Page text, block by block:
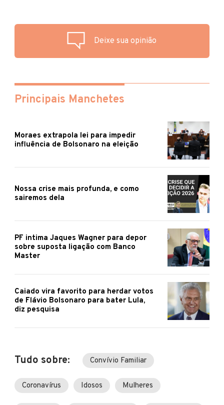
Deixe sua opinião
Principais Manchetes
Moraes extrapola lei para impedir
influência de Bolsonaro na eleição
Nossa crise mais profunda, e como
sairemos dela
PF intima Jaques Wagner para depor
sobre suposta ligação com Banco
Master
Caiado vira favorito para herdar votos
de Flávio Bolsonaro para bater Lula,
diz pesquisa
Tudo sobre: Convívio Familiar
Coronavírus Idosos Mulheres